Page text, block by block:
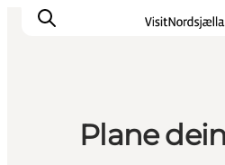
Highlights
Plane